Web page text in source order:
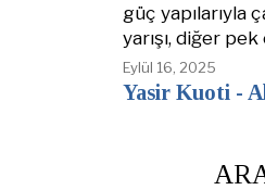
güç yapılarıyla
yarışı, diğer
Eylül 16, 2025
Yasir Kuoti -